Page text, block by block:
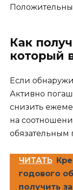
Как
который
Если
Активно
снизить
на
обязательным
ЧИТАТЬ
годового
получить